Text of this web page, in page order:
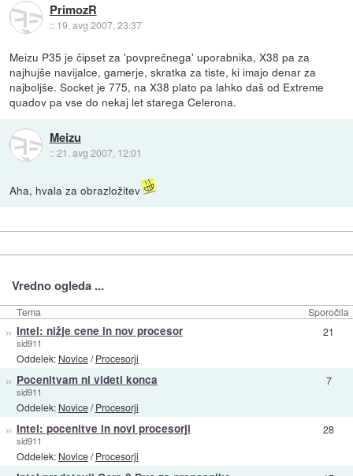
PrimozR
:: 19. avg 2007, 23:37
Meizu P35 je čipset za 'povprečnega' uporabnika, X38 pa za
najhujše navijalce, gamerje, skratka za tiste, ki imajo denar za
najboljše. Socket je 775, na X38 plato pa lahko daš od Extreme
quadov pa vse do nekaj let starega Celerona.
Meizu
::21. avg 2007, 12:01
Aha, hvala za obrazložitev
Vredno ogleda ...
Tema Sporočila
» Intel: nižje cene in nov procesor
sid911
Oddelek: Novice/Procesorji
21
» Pocenitvam ni videti konca
sid911
Oddelek: Novice/Procesorji
7
» Intel: pocenitve in novi procesorji
sid911
Oddelek: Novice/Procesorji
28